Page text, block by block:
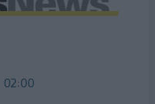
02:00